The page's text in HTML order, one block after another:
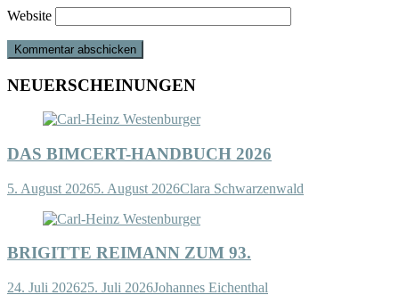
Website
NEUERSCHEINUNGEN
DAS BIMCERT-HANDBUCH 2026
5. August 20265. August 2026Clara Schwarzenwald
BRIGITTE REIMANN ZUM 93.
24. Juli 202625. Juli 2026Johannes Eichenthal